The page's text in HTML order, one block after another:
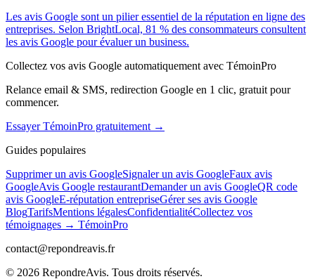
Les avis Google sont un pilier essentiel de la réputation en ligne des
entreprises. Selon BrightLocal, 81 % des consommateurs consultent
les avis Google pour évaluer un business.
Collectez vos avis Google automatiquement avec TémoinPro
Relance email & SMS, redirection Google en 1 clic, gratuit pour
commencer.
Essayer TémoinPro gratuitement →
Guides populaires
Supprimer un avis GoogleSignaler un avis GoogleFaux avis
GoogleAvis Google restaurantDemander un avis GoogleQR code
avis GoogleE-réputation entrepriseGérer ses avis Google
BlogTarifsMentions légalesConfidentialitéCollectez vos
témoignages → TémoinPro
contact@repondreavis.fr
© 2026 RepondreAvis. Tous droits réservés.